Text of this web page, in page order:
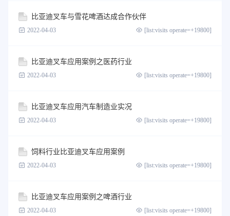
比亚迪叉车与雪花啤酒达成合作伙伴
2022-04-03 [list:visits operate=+19800]
比亚迪叉车应用案例之医药行业
2022-04-03 [list:visits operate=+19800]
比亚迪叉车应用汽车制造业实况
2022-04-03 [list:visits operate=+19800]
饲料行业比亚迪叉车应用案例
2022-04-03 [list:visits operate=+19800]
比亚迪叉车应用案例之啤酒行业
2022-04-03 [list:visits operate=+19800]